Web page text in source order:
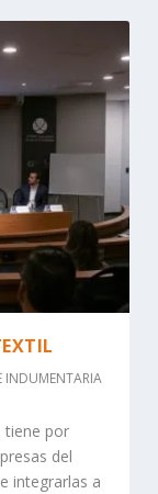
INDUMENTARIA
tiene por
del
integrarlas a